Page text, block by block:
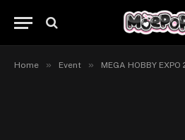
Home » Event » MEGA HOBBY